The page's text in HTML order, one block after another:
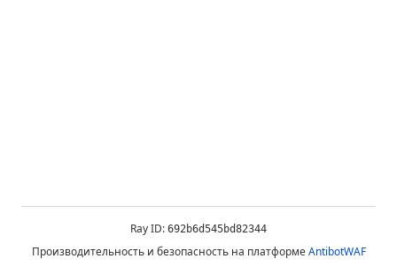
Ray ID: 692b6d545bd82344
Производительность и безопасность на платформеAntibotWAF